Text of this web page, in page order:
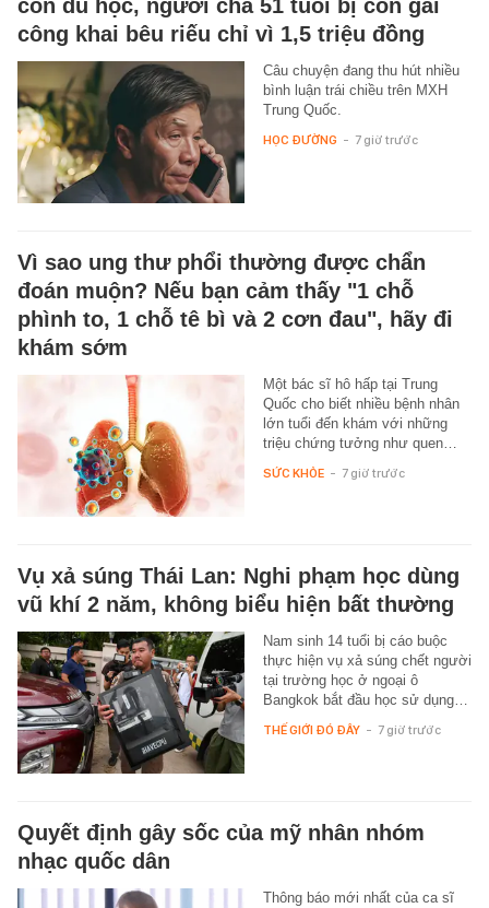
con du học, người cha 51 tuổi bị con gái
công khai bêu riếu chỉ vì 1,5 triệu đồng
Câu chuyện đang thu hút nhiều
bình luận trái chiều trên MXH
Trung Quốc.
HỌC ĐƯỜNG - 7 giờ trước
Vì sao ung thư phổi thường được chẩn
đoán muộn? Nếu bạn cảm thấy "1 chỗ
phình to, 1 chỗ tê bì và 2 cơn đau", hãy đi
khám sớm
Một bác sĩ hô hấp tại Trung
Quốc cho biết nhiều bệnh nhân
lớn tuổi đến khám với những
triệu chứng tưởng như quen…
SỨC KHỎE - 7 giờ trước
Vụ xả súng Thái Lan: Nghi phạm học dùng
vũ khí 2 năm, không biểu hiện bất thường
Nam sinh 14 tuổi bị cáo buộc
thực hiện vụ xả súng chết người
tại trường học ở ngoại ô
Bangkok bắt đầu học sử dụng…
THẾ GIỚI ĐÓ ĐÂY - 7 giờ trước
Quyết định gây sốc của mỹ nhân nhóm
nhạc quốc dân
Thông báo mới nhất của ca sĩ